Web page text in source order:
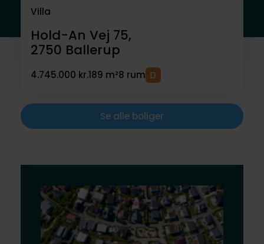
Villa
Hold-An Vej 75,
2750 Ballerup
4.745.000 kr.189 m²8 rum
Se alle boliger